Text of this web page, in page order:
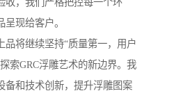
收，我们严格把控每一个环
现给客户。
品将继续坚持“质量第一，用户
索GRC浮雕艺术的新边界。我
备和技术创新，提升浮雕图案